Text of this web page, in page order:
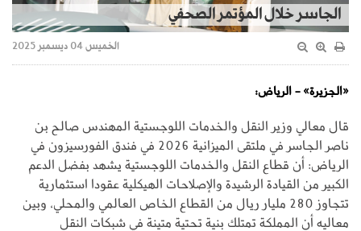
الجاسر خلال المؤتمر الصحفي
الخميس 04 ديسمبر 2025
«الجزيرة» - الرياض:
قال معالي وزير النقل والخدمات اللوجستية المهندس صالح بن
ناصر الجاسر في ملتقى الميزانية 2026 في فندق الفورسيزون في
الرياض: أن قطاع النقل والخدمات اللوجستية يشهد بفضل الدعم
الكبير من القيادة الرشيدة والإصلاحات الهيكلية عقودا استثمارية
تتجاوز 280 مليار ريال من القطاع الخاص العالمي والمحلي، وبين
معاليه أن المملكة تمتلك بنية تحتية متينة في شبكات النقل